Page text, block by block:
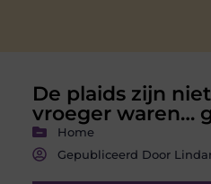
De plaids zijn
vroeger waren…
Home
Gepubliceerd Door